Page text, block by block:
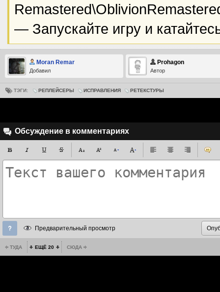
— Запускайте игру и
Moran Remar
Добавил
Prohagon
Автор
ТЭГИ: РЕПЛЕЙСЕРЫ ИСПРАВЛЕНИЯ РЕТЕКСТУРЫ
Обсуждение в комментариях
Предварительный просмотр
ТУДА ЕЩЁ 20 СЮДА